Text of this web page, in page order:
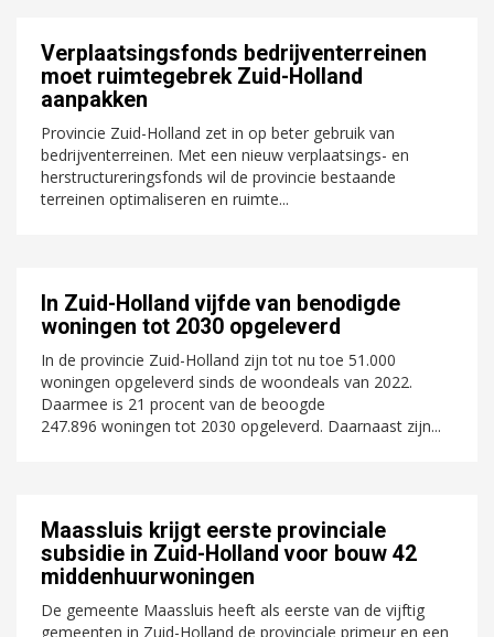
Verplaatsingsfonds bedrijventerreinen
moet ruimtegebrek Zuid-Holland
aanpakken
Provincie Zuid-Holland zet in op beter gebruik van
bedrijventerreinen. Met een nieuw verplaatsings- en
herstructureringsfonds wil de provincie bestaande
terreinen optimaliseren en ruimte...
In Zuid-Holland vijfde van benodigde
woningen tot 2030 opgeleverd
In de provincie Zuid-Holland zijn tot nu toe 51.000
woningen opgeleverd sinds de woondeals van 2022.
Daarmee is 21 procent van de beoogde
247.896 woningen tot 2030 opgeleverd. Daarnaast zijn...
Maassluis krijgt eerste provinciale
subsidie in Zuid-Holland voor bouw 42
middenhuurwoningen
De gemeente Maassluis heeft als eerste van de vijftig
gemeenten in Zuid-Holland de provinciale primeur en een